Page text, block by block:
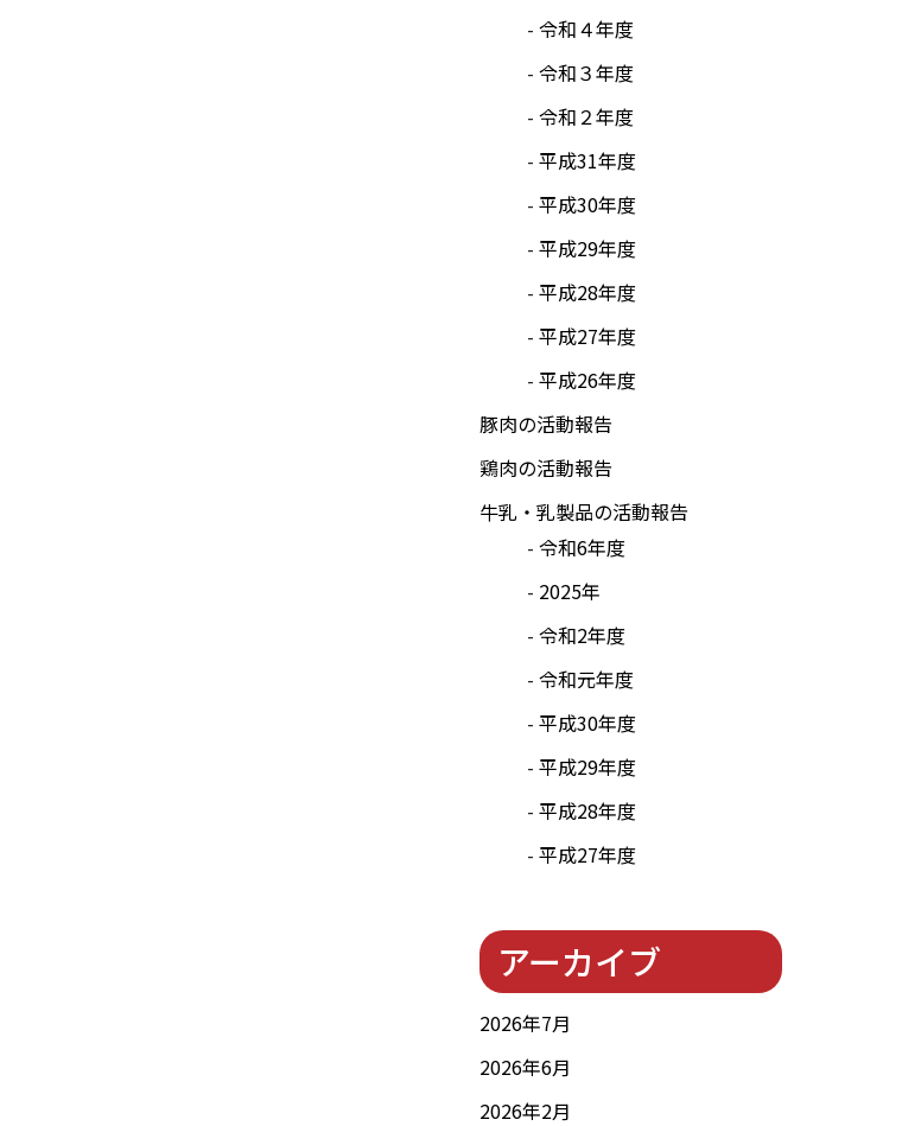
令和４年度
令和３年度
令和２年度
平成31年度
平成30年度
平成29年度
平成28年度
平成27年度
平成26年度
豚肉の活動報告
鶏肉の活動報告
牛乳・乳製品の活動報告
令和6年度
2025年
令和2年度
令和元年度
平成30年度
平成29年度
平成28年度
平成27年度
アーカイブ
2026年7月
2026年6月
2026年2月